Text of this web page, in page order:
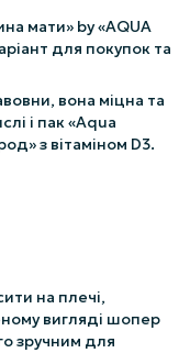
мати» by «AQUA
для покупок та
вона міцна та
і пак «Aqua
з вітаміном D3.
на плечі,
вигляді шопер
зручним для